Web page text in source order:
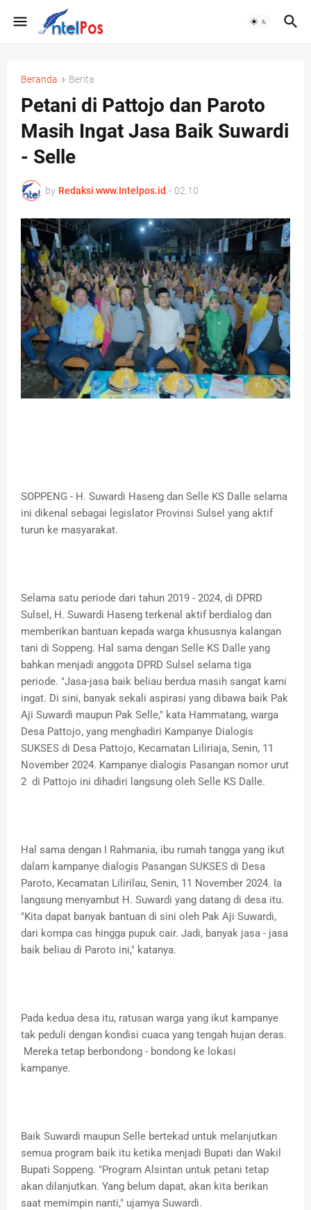
Beranda Berita
Petani di Pattojo dan Paroto
Masih Ingat Jasa Baik Suwardi
- Selle
by Redaksi www.Intelpos.id - 02.10
SOPPENG - H. Suwardi Haseng dan Selle KS Dalle selama
ini dikenal sebagai legislator Provinsi Sulsel yang aktif
turun ke masyarakat.
Selama satu periode dari tahun 2019 - 2024, di DPRD
Sulsel, H. Suwardi Haseng terkenal aktif berdialog dan
memberikan bantuan kepada warga khususnya kalangan
tani di Soppeng. Hal sama dengan Selle KS Dalle yang
bahkan menjadi anggota DPRD Sulsel selama tiga
periode. "Jasa-jasa baik beliau berdua masih sangat kami
ingat. Di sini, banyak sekali aspirasi yang dibawa baik Pak
Aji Suwardi maupun Pak Selle," kata Hammatang, warga
Desa Pattojo, yang menghadiri Kampanye Dialogis
SUKSES di Desa Pattojo, Kecamatan Liliriaja, Senin, 11
November 2024. Kampanye dialogis Pasangan nomor urut
2 di Pattojo ini dihadiri langsung oleh Selle KS Dalle.
Hal sama dengan I Rahmania, ibu rumah tangga yang ikut
dalam kampanye dialogis Pasangan SUKSES di Desa
Paroto, Kecamatan Lilirilau, Senin, 11 November 2024. Ia
langsung menyambut H. Suwardi yang datang di desa itu.
"Kita dapat banyak bantuan di sini oleh Pak Aji Suwardi,
dari kompa cas hingga pupuk cair. Jadi, banyak jasa - jasa
baik beliau di Paroto ini," katanya.
Pada kedua desa itu, ratusan warga yang ikut kampanye
tak peduli dengan kondisi cuaca yang tengah hujan deras.
Mereka tetap berbondong - bondong ke lokasi
kampanye.
Baik Suwardi maupun Selle bertekad untuk melanjutkan
semua program baik itu ketika menjadi Bupati dan Wakil
Bupati Soppeng. "Program Alsintan untuk petani tetap
akan dilanjutkan. Yang belum dapat, akan kita berikan
saat memimpin nanti," ujarnya Suwardi.